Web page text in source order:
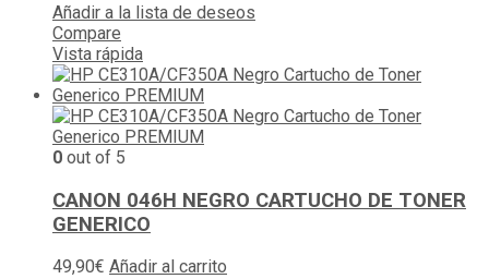
Añadir a la lista de deseos
Compare
Vista rápida
0 out of 5
CANON 046H NEGRO CARTUCHO DE TONER
GENERICO
49,90€ Añadir al carrito